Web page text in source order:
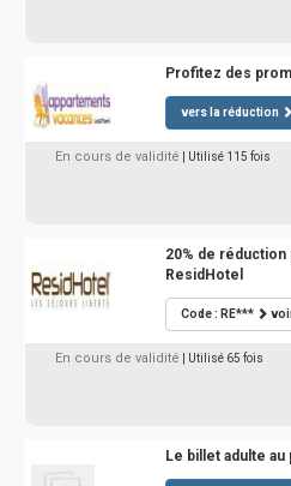
Profitez des
vers la réduction
En cours de validité | Utilisé 115 fois
20% de
ResidHotel
Code : RE***
En cours de validité | Utilisé 65 fois
Le billet adulte